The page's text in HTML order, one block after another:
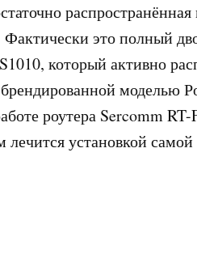
распространённая
Фактически это полный
который активно
моделью
роутера Sercomm RT-
установкой